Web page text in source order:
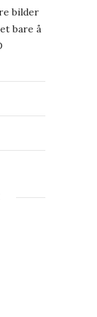
bilder
bare å